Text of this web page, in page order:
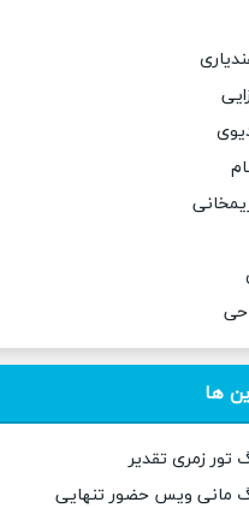
ها
تور زمری تقدیر
مانی ویس حضور تنهایی